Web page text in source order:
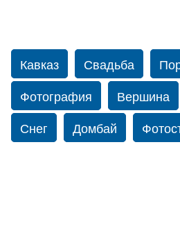
Кавказ Свадьба
Фотография
Вершина
Снег
Домбай